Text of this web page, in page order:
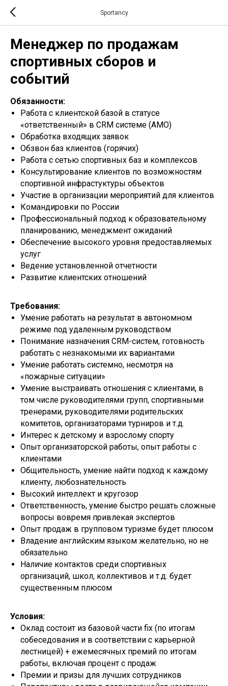
Sportancy
Менеджер по продажам
спортивных сборов и
событий
Обязанности:
Работа с клиентской базой в статусе
«ответственный» в CRM системе (АМО)
Обработка входящих заявок
Обзвон баз клиентов (горячих)
Работа с сетью спортивных баз и комплексов
Консультирование клиентов по возможностям
спортивной инфрастуктуры объектов
Участие в организации мероприятий для клиентов
Командировки по России
Профессиональный подход к образовательному
планированию, менеджмент ожиданий
Обеспечение высокого уровня предоставляемых
услуг
Ведение установленной отчетности
Развитие клиентских отношений
Требования:
Умение работать на результат в автономном
режиме под удаленным руководством
Понимание назначения CRM-систем, готовность
работать с незнакомыми их вариантами
Умение работать системно, несмотря на
«пожарные ситуации»
Умение выстраивать отношения с клиентами, в
том числе руководителями групп, спортивными
тренерами, руководителями родительских
комитетов, организаторами турниров и т.д.
Интерес к детскому и взрослому спорту
Опыт организаторской работы, опыт работы с
клиентами
Общительность, умение найти подход к каждому
клиенту, любознательность
Высокий интеллект и кругозор
Ответственность, умение быстро решать сложные
вопросы вовремя привлекая экспертов
Опыт продаж в групповом туризме будет плюсом
Владение английским языком желательно, но не
обязательно
Наличие контактов среди спортивных
организаций, школ, коллективов и т.д. будет
существенным плюсом
Условия:
Оклад состоит из базовой части fix (по итогам
собеседования и в соответствии с карьерной
лестницей) + ежемесячных премий по итогам
работы, включая процент с продаж
Премии и призы для лучших сотрудников